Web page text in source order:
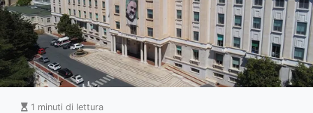
1 minuti di lettura